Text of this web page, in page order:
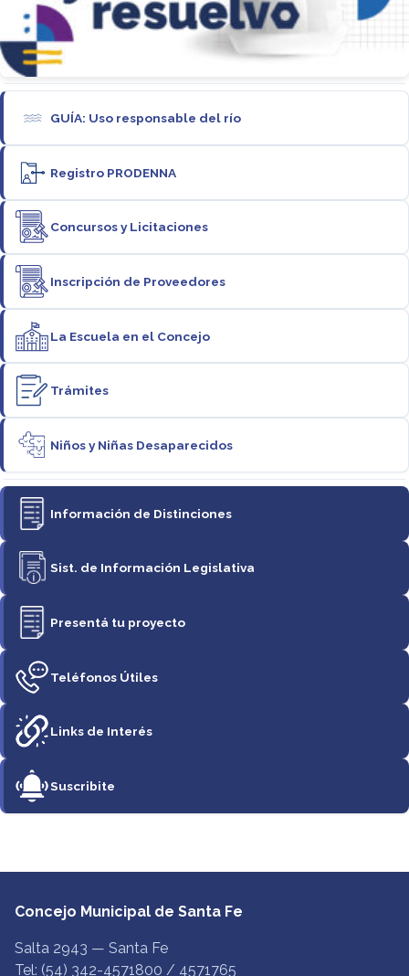
GUÍA: Uso responsable del río
Registro PRODENNA
Concursos y Licitaciones
Inscripción de Proveedores
La Escuela en el Concejo
Trámites
Niños y Niñas Desaparecidos
Información de Distinciones
Sist. de Información Legislativa
Presentá tu proyecto
Teléfonos Útiles
Links de Interés
Suscribite
Concejo Municipal de Santa Fe
Salta 2943 — Santa Fe
Tel: (54) 342-4571800 / 4571765